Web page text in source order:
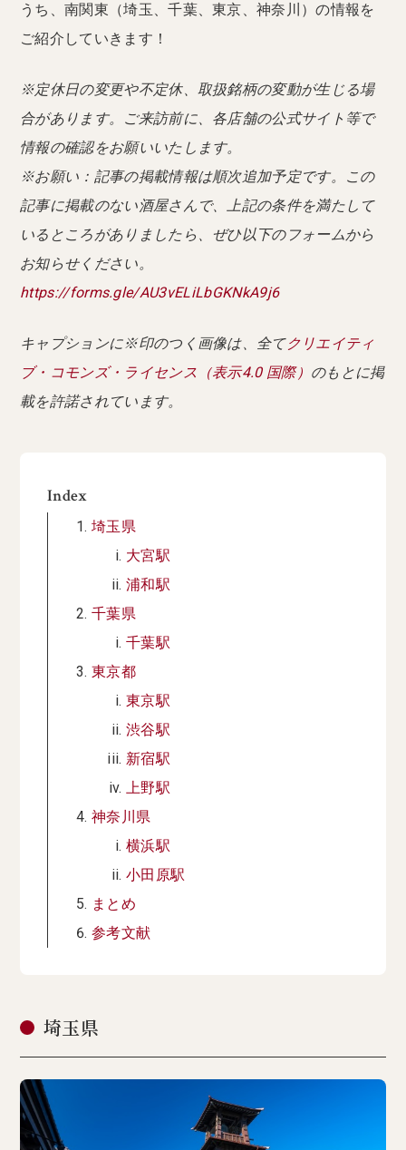
うち、南関東（埼玉、千葉、東京、神奈川）の情報を
ご紹介していきます！
※定休日の変更や不定休、取扱銘柄の変動が生じる場
合があります。ご来訪前に、各店舗の公式サイト等で
情報の確認をお願いいたします。
※お願い：記事の掲載情報は順次追加予定です。この
記事に掲載のない酒屋さんで、上記の条件を満たして
いるところがありましたら、ぜひ以下のフォームから
お知らせください。
https://forms.gle/AU3vELiLbGKNkA9j6
キャプションに※印のつく画像は、全てクリエイティ
ブ・コモンズ・ライセンス（表示4.0 国際） のもとに掲
載を許諾されています。
Index
埼玉県
大宮駅
浦和駅
千葉県
千葉駅
東京都
東京駅
渋谷駅
新宿駅
上野駅
神奈川県
横浜駅
小田原駅
まとめ
参考文献
埼玉県